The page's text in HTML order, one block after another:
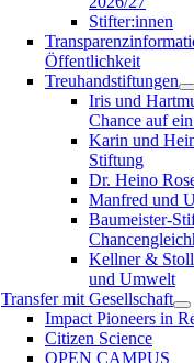
Stifter:innen
Öffentlichkeit
Treuhandstiftungen
Iris und
Chance auf
Karin und
Stiftung
Dr. Heino
Manfred und
Baumeister-
Kellner &
und Umwelt
Transfer mit Gesellschaft
Impact Pioneers in
Citizen Science
OPEN CAMPUS